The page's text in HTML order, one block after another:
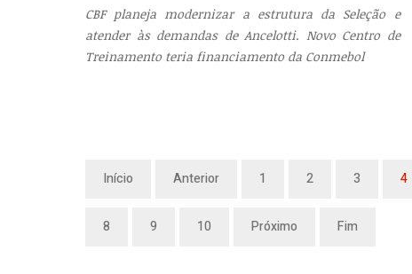
CBF planeja modernizar a estrutura da Seleção e
atender às demandas de Ancelotti. Novo Centro de
Treinamento teria financiamento da Conmebol
Início Anterior 1 2 3 4
8 9 10 Próximo Fim